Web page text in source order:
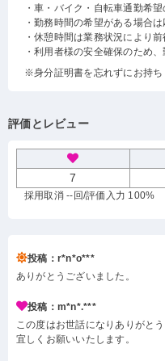
・車・バイク・自転車通勤希
・勤務時間の希望がある場合
・休憩時間は業務状況により
・利用者様の安全確保のため
※身分証明書を忘れずにお持ち
評価とレビュー
7
採用取消 --回/評価入力 100%
投稿：r*n*o***
ありがとうございました。
投稿：m*n*.***
この度はお世話になりありがと
宜しくお願いいたします。